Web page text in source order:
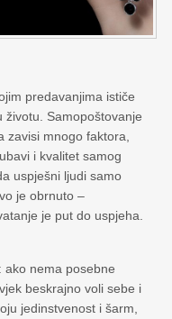
predavanjima ističe
životu. Samopoštovanje
zavisi mnogo faktora,
i kvalitet samog
uspješni ljudi samo
je obrnuto –
je put do uspjeha.
ako nema posebne
beskrajno voli sebe i
jedinstvenost i šarm,